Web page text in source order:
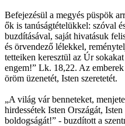
Befejezésül a megyés püspök
ők is tanúságtételükkel: szóval
buzdításával, saját hivatásuk
és örvendező lélekkel,
tetteiken keresztül az Úr
engem!” Lk. 18,22. Az
öröm üzenetét, Isten szeretetét.
„A világ vár benneteket,
hirdessétek Isten Országát,
boldogságát!” - buzdított a